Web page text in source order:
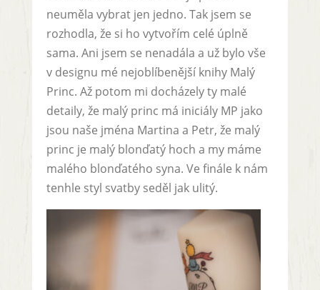
neuměla vybrat jen jedno. Tak jsem se
rozhodla, že si ho vytvořím celé úplně
sama. Ani jsem se nenadála a už bylo vše
v designu mé nejoblíbenější knihy Malý
Princ. Až potom mi docházely ty malé
detaily, že malý princ má iniciály MP jako
jsou naše jména Martina a Petr, že malý
princ je malý blonďatý hoch a my máme
malého blonďatého syna. Ve finále k nám
tenhle styl svatby seděl jak ulitý.